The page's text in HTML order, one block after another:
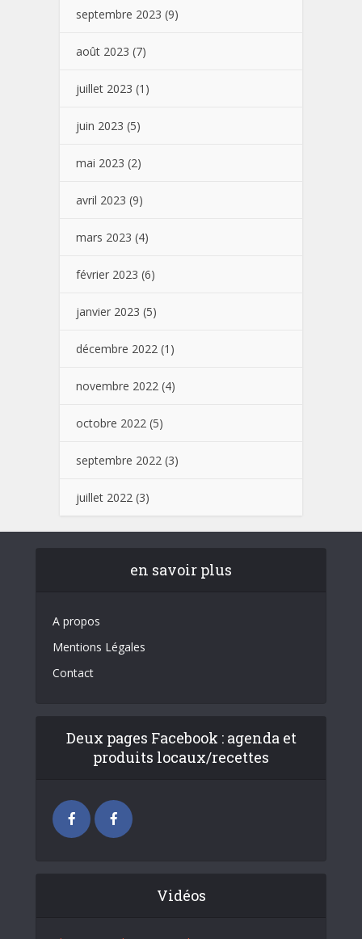
septembre 2023 (9)
août 2023 (7)
juillet 2023 (1)
juin 2023 (5)
mai 2023 (2)
avril 2023 (9)
mars 2023 (4)
février 2023 (6)
janvier 2023 (5)
décembre 2022 (1)
novembre 2022 (4)
octobre 2022 (5)
septembre 2022 (3)
juillet 2022 (3)
en savoir plus
A propos
Mentions Légales
Contact
Deux pages Facebook : agenda et
produits locaux/recettes
Vidéos